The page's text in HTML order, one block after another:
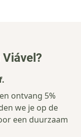
ontvang 5%
we je op de
een duurzaam